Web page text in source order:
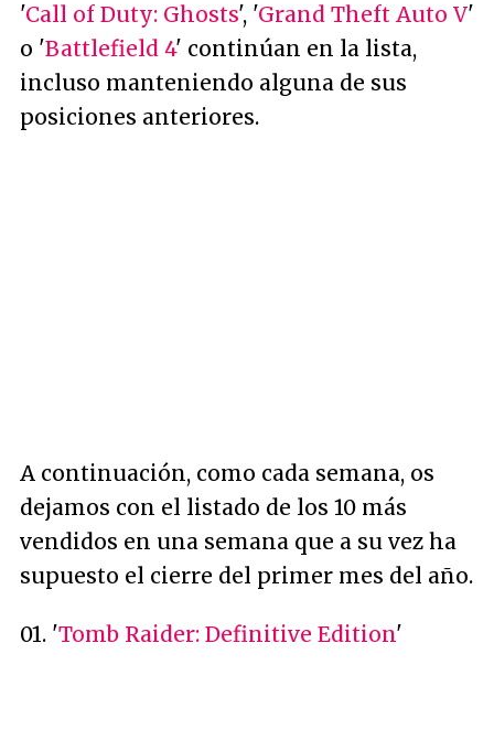
'Call of Duty: Ghosts', 'Grand Theft Auto V'
o 'Battlefield 4' continúan en la lista,
incluso manteniendo alguna de sus
posiciones anteriores.
A continuación, como cada semana, os
dejamos con el listado de los 10 más
vendidos en una semana que a su vez ha
supuesto el cierre del primer mes del año.
01. 'Tomb Raider: Definitive Edition'